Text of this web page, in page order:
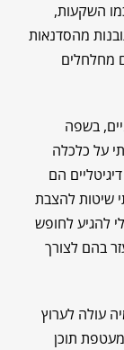
השקעות,
מהסדנאות
מחלחלים
בשפה
על כלכלה
הם
שיטות להצבת
להגיע לחופש
בהם לצורך
עולה לערוץ
מעטפת תוכן